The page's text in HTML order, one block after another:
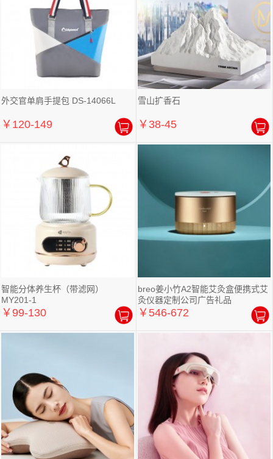
外交官单肩手提包 DS-14066L
￥120-149
雪山扩香石
￥38-45
智能分体养生杯（带滤网）
MY201-1
￥99-130
breo姜小竹A2智能艾灸盒便携式艾
灸仪器定制公司广告礼品
￥546-672